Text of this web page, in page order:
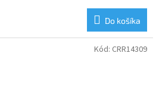
Do košíka
Kód: CRR14309